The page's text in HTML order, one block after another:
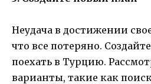
Неудача в достижении
что все потеряно.
поехать в Турцию.
варианты, такие как